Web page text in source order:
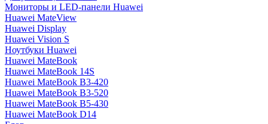
Мониторы и LED-панели Huawei
Huawei MateView
Huawei Display
Huawei Vision S
Ноутбуки Huawei
Huawei MateBook
Huawei MateBook 14S
Huawei MateBook B3-420
Huawei MateBook B3-520
Huawei MateBook B5-430
Huawei MateBook D14